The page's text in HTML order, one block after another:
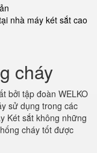
nhà máy két sắt cao
cháy
bởi tập đoàn WELKO
sử dụng trong các
Két sắt không những
cháy tốt được